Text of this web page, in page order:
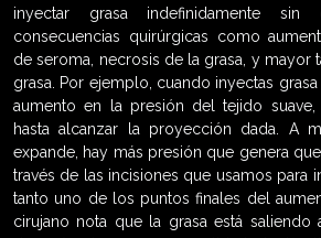
inyectar grasa indefinidamente
consecuencias quirúrgicas como
de seroma, necrosis de la grasa, y mayor
grasa. Por ejemplo, cuando inyectas
aumento en la presión del tejido
hasta alcanzar la proyección dada. A
expande, hay más presión que genera
través de las incisiones que usamos para
tanto uno de los puntos finales del
cirujano nota que la grasa está saliendo